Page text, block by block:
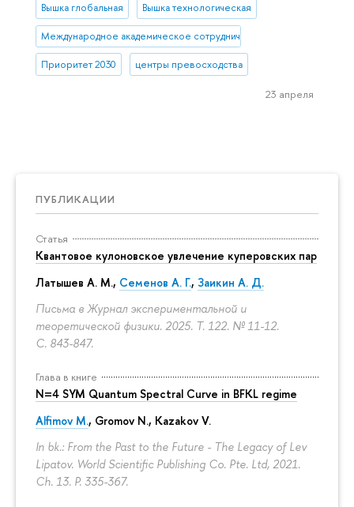
ПУБЛИКАЦИИ
Статья
Квантовое кулоновское увлечение куперовских пар
Латышев А. М., Семенов А. Г., Заикин А. Д.
Письма в Журнал экспериментальной и
теоретической физики. 2025. Т. 122. № 11-12.
С. 843-847.
Глава в книге
N=4 SYM Quantum Spectral Curve in BFKL regime
Alfimov M., Gromov N., Kazakov V.
In bk.: From the Past to the Future - The Legacy of Lev
Lipatov. World Scientific Publishing Co. Pte. Ltd, 2021.
Ch. 13. P. 335-367.
Вышка глобальная Вышка технологическая
Международное академическое сотрудничество
Приоритет 2030 центры превосходства
23 апреля